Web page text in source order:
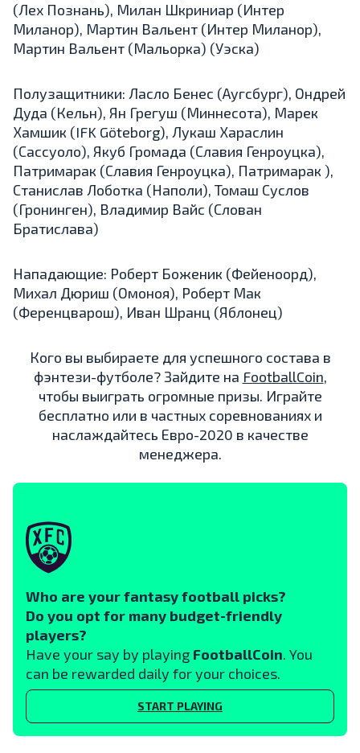
(Лех Познань), Милан Шкриниар (Интер
Миланор), Мартин Вальент (Интер Миланор),
Мартин Вальент (Мальорка) (Уэска)
Полузащитники: Ласло Бенес (Аугсбург), Ондрей
Дуда (Кельн), Ян Грегуш (Миннесота), Марек
Хамшик (IFK Göteborg), Лукаш Хараслин
(Сассуоло), Якуб Громада (Славия Генроуцка),
Патримарак (Славия Генроуцка), Патримарак ),
Станислав Лоботка (Наполи), Томаш Суслов
(Гронинген), Владимир Вайс (Слован
Братислава)
Нападающие: Роберт Боженик (Фейеноорд),
Михал Дюриш (Омоноя), Роберт Мак
(Ференцварош), Иван Шранц (Яблонец)
Кого вы выбираете для успешного состава в
фэнтези-футболе? Зайдите на FootballCoin,
чтобы выиграть огромные призы. Играйте
бесплатно или в частных соревнованиях и
наслаждайтесь Евро-2020 в качестве
менеджера.
Who are your fantasy football picks?
Do you opt for many budget-friendly
players?
Have your say by playing FootballCoin. You
can be rewarded daily for your choices.
START PLAYING